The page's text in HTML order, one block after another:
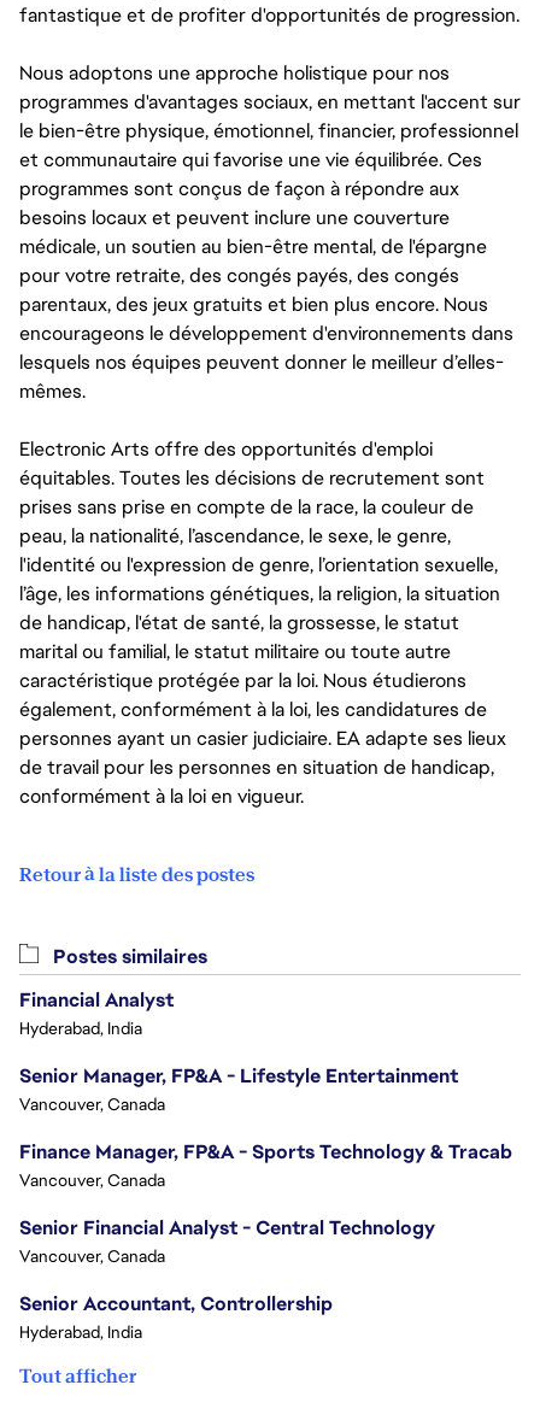
fantastique et de profiter d'opportunités de progression.
Nous adoptons une approche holistique pour nos
programmes d'avantages sociaux, en mettant l'accent sur
le bien-être physique, émotionnel, financier, professionnel
et communautaire qui favorise une vie équilibrée. Ces
programmes sont conçus de façon à répondre aux
besoins locaux et peuvent inclure une couverture
médicale, un soutien au bien-être mental, de l'épargne
pour votre retraite, des congés payés, des congés
parentaux, des jeux gratuits et bien plus encore. Nous
encourageons le développement d'environnements dans
lesquels nos équipes peuvent donner le meilleur d’elles-
mêmes.
Electronic Arts offre des opportunités d'emploi
équitables. Toutes les décisions de recrutement sont
prises sans prise en compte de la race, la couleur de
peau, la nationalité, l’ascendance, le sexe, le genre,
l'identité ou l'expression de genre, l’orientation sexuelle,
l’âge, les informations génétiques, la religion, la situation
de handicap, l'état de santé, la grossesse, le statut
marital ou familial, le statut militaire ou toute autre
caractéristique protégée par la loi. Nous étudierons
également, conformément à la loi, les candidatures de
personnes ayant un casier judiciaire. EA adapte ses lieux
de travail pour les personnes en situation de handicap,
conformément à la loi en vigueur.
Retour à la liste des postes
Postes similaires
Financial Analyst
Hyderabad, India
Senior Manager, FP&A - Lifestyle Entertainment
Vancouver, Canada
Finance Manager, FP&A - Sports Technology & Tracab
Vancouver, Canada
Senior Financial Analyst - Central Technology
Vancouver, Canada
Senior Accountant, Controllership
Hyderabad, India
Tout afficher